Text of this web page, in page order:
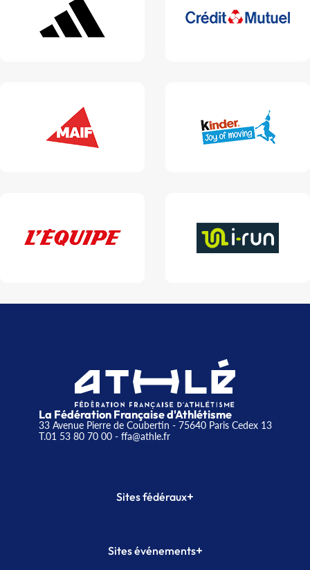
La Fédération Française d'Athlétisme
33 Avenue Pierre de Coubertin - 75640 Paris Cedex 13
T.01 53 80 70 00- ffa@athle.fr
Sites fédéraux+
Plateforme Formation
Sites événements+